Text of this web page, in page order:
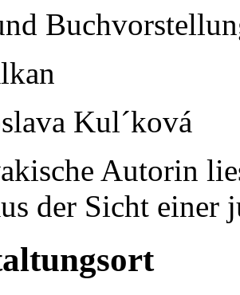
Kul´ková
Autorin
der Sicht einer